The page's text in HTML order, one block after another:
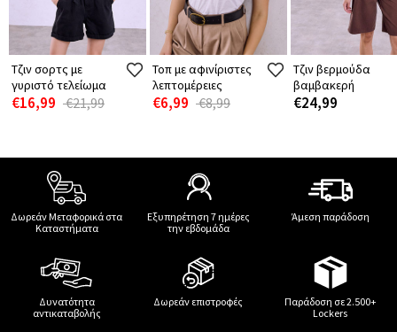
Τζιν σορτς με
γυριστό τελείωμα
€16,99 €21,99
Τοπ με αφινίριστες
λεπτομέρειες
€6,99 €8,99
Τζιν βερμούδα
βαμβακερή
€24,99
Δωρεάν Μεταφορικά στα
Καταστήματα
Εξυπηρέτηση 7 ημέρες
την εβδομάδα
Άμεση παράδοση
Δυνατότητα
αντικαταβολής
Δωρεάν επιστροφές
Παράδοση σε 2.500+
Lockers